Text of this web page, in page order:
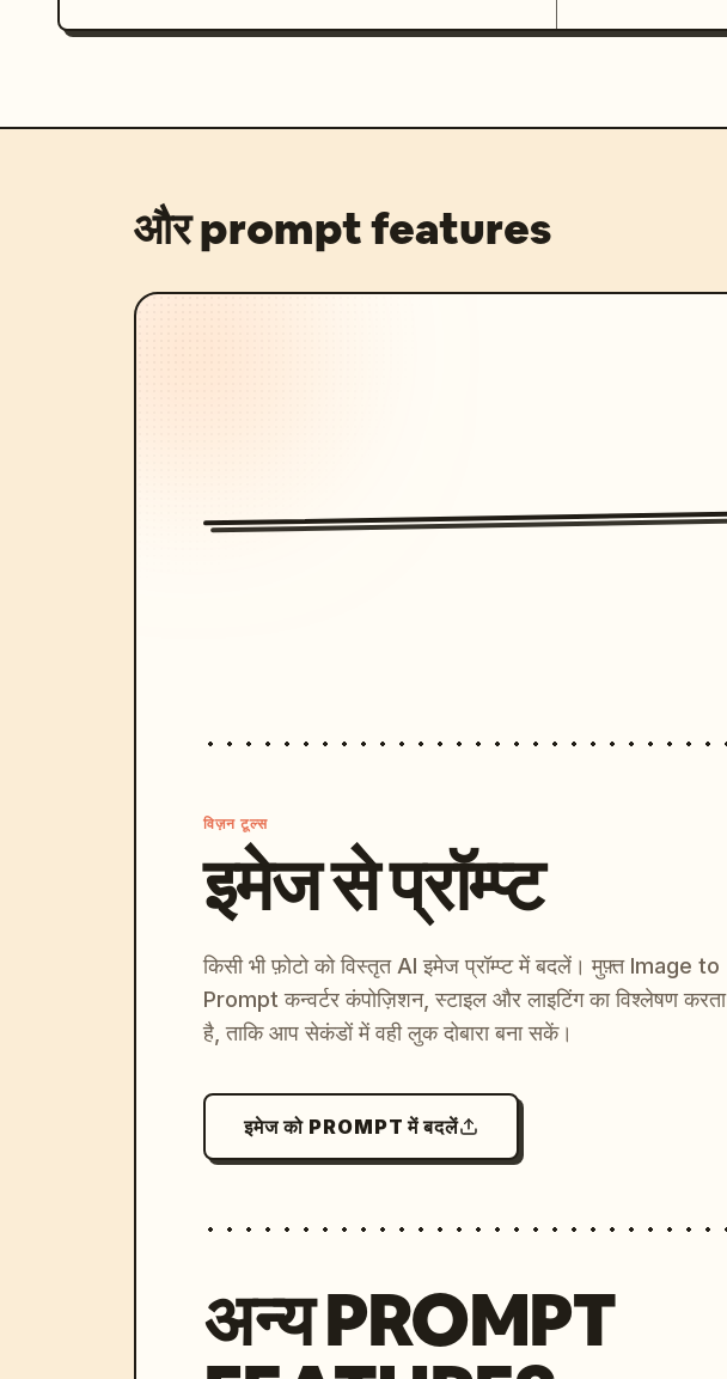
और prompt features
विज़न टूल्स
इमेज से प्रॉम्प्ट
किसी भी फ़ोटो को विस्तृत AI इमेज प्रॉम्प्ट में बदलें। मुफ़्त Image to
Prompt कन्वर्टर कंपोज़िशन, स्टाइल और लाइटिंग का विश्लेषण करता
है, ताकि आप सेकंडों में वही लुक दोबारा बना सकें।
इमेज को PROMPT में बदलें
अन्य PROMPT